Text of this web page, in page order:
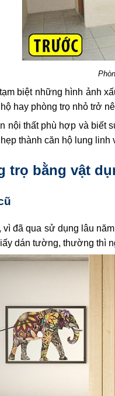
biệt những hình ảnh
hay phòng trọ nhỏ trở
nội thất phù hợp và biết
thành căn hộ lung
trọ bằng vật
đã qua sử dụng lâu
dán tường, thường thì